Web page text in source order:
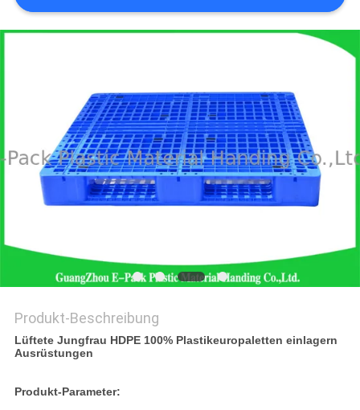
SITEMAP
Produkt-Beschreibung
Lüftete Jungfrau HDPE 100% Plastikeuropaletten einlagern
Ausrüstungen
Produkt-Parameter: